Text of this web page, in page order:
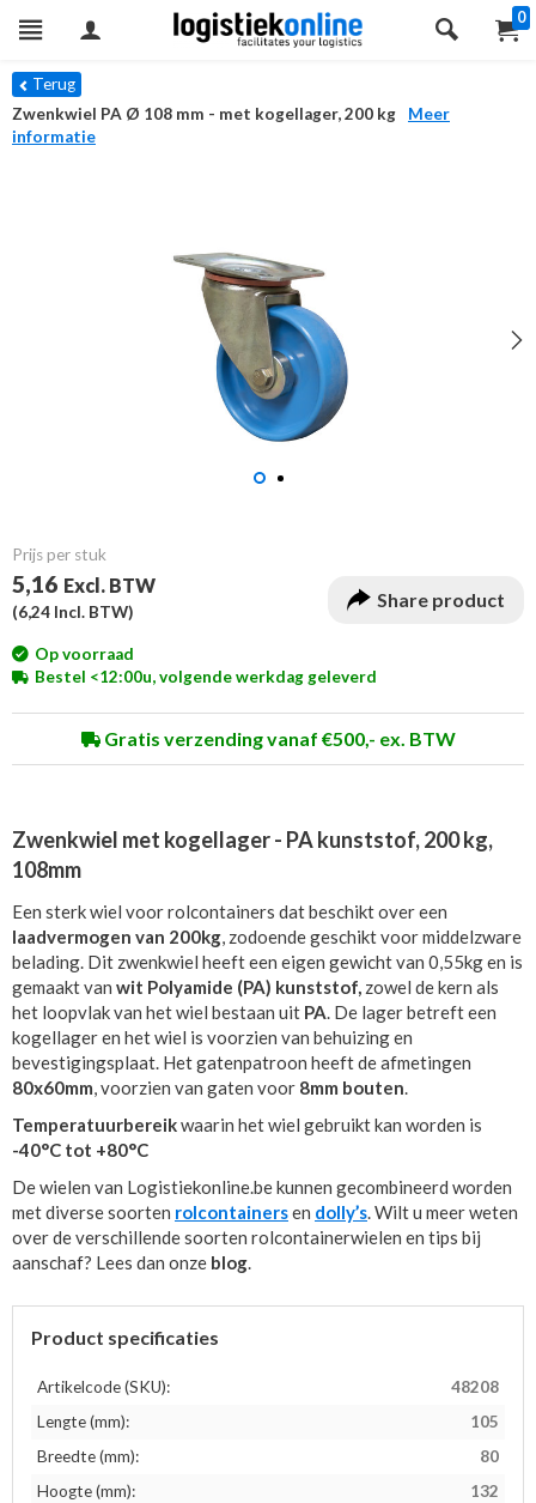
0
Terug
Zwenkwiel PA Ø 108 mm - met kogellager, 200 kg
Meer
informatie
Prijs per stuk
5,16 Excl. BTW
(6,24 Incl. BTW)
Share product
Op voorraad
Bestel <12:00u, volgende werkdag geleverd
Gratis verzending vanaf €500,- ex. BTW
Zwenkwiel met kogellager - PA kunststof, 200 kg,
108mm
Een sterk wiel voor rolcontainers dat beschikt over een
laadvermogen van 200kg, zodoende geschikt voor middelzware
belading. Dit zwenkwiel heeft een eigen gewicht van 0,55kg en is
gemaakt van wit Polyamide (PA) kunststof, zowel de kern als
het loopvlak van het wiel bestaan uit PA. De lager betreft een
kogellager en het wiel is voorzien van behuizing en
bevestigingsplaat. Het gatenpatroon heeft de afmetingen
80x60mm, voorzien van gaten voor 8mm bouten.
Temperatuurbereikwaarin het wiel gebruikt kan worden is
-40°C tot +80°C
De wielen van Logistiekonline.be kunnen gecombineerd worden
met diverse soorten rolcontainersen dolly’s. Wilt u meer weten
over de verschillende soorten rolcontainerwielen en tips bij
aanschaf? Lees dan onze blog.
Product specificaties
Artikelcode (SKU):
48208
Lengte (mm):
105
Breedte (mm):
80
Hoogte (mm):
132